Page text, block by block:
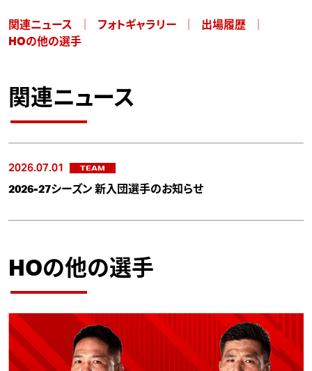
関連ニュース フォトギャラリー
出場履歴
HOの他の選手
関連ニュース
2026.07.01 TEAM
2026-27シーズン 新入団選手のお知らせ
HOの他の選手